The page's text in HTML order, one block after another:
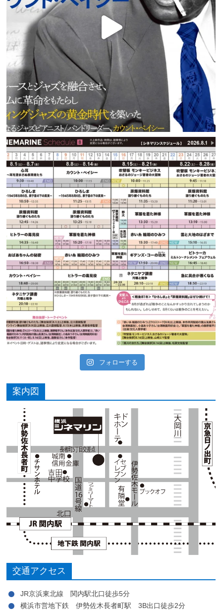
フォローする
案内図
交通アクセス
JR京浜東北線 関内駅北口徒歩5分
横浜市営地下鉄 伊勢佐木長者町駅 3B出口徒歩2分